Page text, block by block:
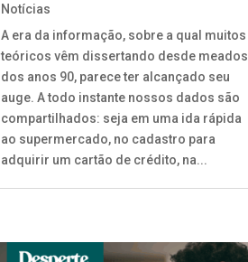
Notícias
A era da informação, sobre a qual muitos
teóricos vêm dissertando desde meados
dos anos 90, parece ter alcançado seu
auge. A todo instante nossos dados são
compartilhados: seja em uma ida rápida
ao supermercado, no cadastro para
adquirir um cartão de crédito, na...